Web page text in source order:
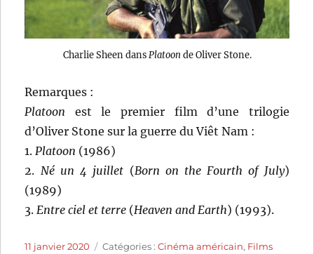
Charlie Sheen dansPlatoon de Oliver Stone.
Remarques :
Platoon est le premier film d’une trilogie
d’Oliver Stone sur la guerre du Viêt Nam :
1.Platoon (1986)
2. Né un 4 juillet (Born on the Fourth of July)
(1989)
3.Entre ciel et terre (Heaven and Earth) (1993).
Publié
11 janvier 2020 Catégories
Catégories :Cinéma américain, Films